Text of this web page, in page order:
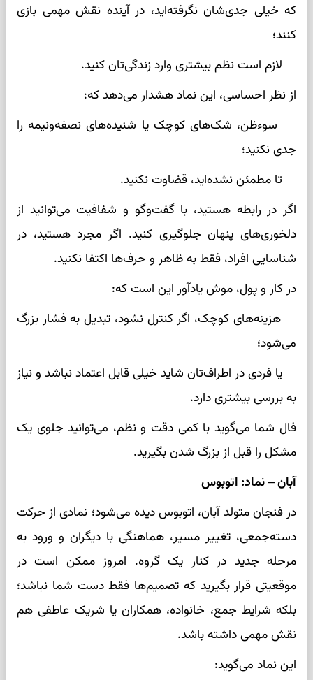
که خیلی جدی‌شان نگرفته‌اید، در آینده نقش مهمی بازی
کنند؛
لازم است نظم بیشتری وارد زندگی‌تان کنید.
از نظر احساسی، این نماد هشدار می‌دهد که:
سوءظن، شک‌های کوچک یا شنیده‌های نصفه‌ونیمه را
جدی نکنید؛
تا مطمئن نشده‌اید، قضاوت نکنید.
اگر در رابطه هستید، با گفت‌وگو و شفافیت می‌توانید از
دلخوری‌های پنهان جلوگیری کنید. اگر مجرد هستید، در
شناسایی افراد، فقط به ظاهر و حرف‌ها اکتفا نکنید.
در کار و پول، موش یادآور این است که:
هزینه‌های کوچک، اگر کنترل نشود، تبدیل به فشار بزرگ
می‌شود؛
یا فردی در اطراف‌تان شاید خیلی قابل اعتماد نباشد و نیاز
به بررسی بیشتری دارد.
فال شما می‌گوید با کمی دقت و نظم، می‌توانید جلوی یک
مشکل را قبل از بزرگ شدن بگیرید.
آبان – نماد: اتوبوس
در فنجان متولد آبان، اتوبوس دیده می‌شود؛ نمادی از حرکت
دسته‌جمعی، تغییر مسیر، هماهنگی با دیگران و ورود به
مرحله جدید در کنار یک گروه. امروز ممکن است در
موقعیتی قرار بگیرید که تصمیم‌ها فقط دست شما نباشد؛
بلکه شرایط جمع، خانواده، همکاران یا شریک عاطفی هم
نقش مهمی داشته باشد.
این نماد می‌گوید: